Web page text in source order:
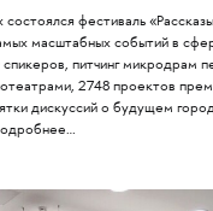
фестиваль
масштабных событий в
питчинг микродрам
2748 проектов
дискуссий о будущем